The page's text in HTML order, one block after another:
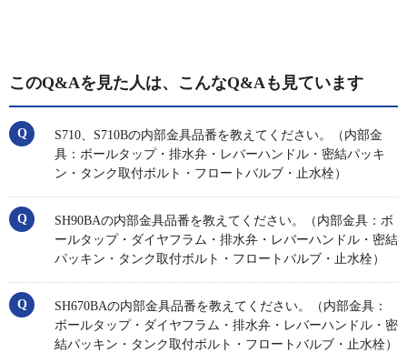
このQ&Aを見た人は、こんなQ&Aも見ています
S710、S710Bの内部金具品番を教えてください。（内部金
具：ボールタップ・排水弁・レバーハンドル・密結パッキ
ン・タンク取付ボルト・フロートバルブ・止水栓）
SH90BAの内部金具品番を教えてください。（内部金具：ボ
ールタップ・ダイヤフラム・排水弁・レバーハンドル・密結
パッキン・タンク取付ボルト・フロートバルブ・止水栓）
SH670BAの内部金具品番を教えてください。（内部金具：
ボールタップ・ダイヤフラム・排水弁・レバーハンドル・密
結パッキン・タンク取付ボルト・フロートバルブ・止水栓）